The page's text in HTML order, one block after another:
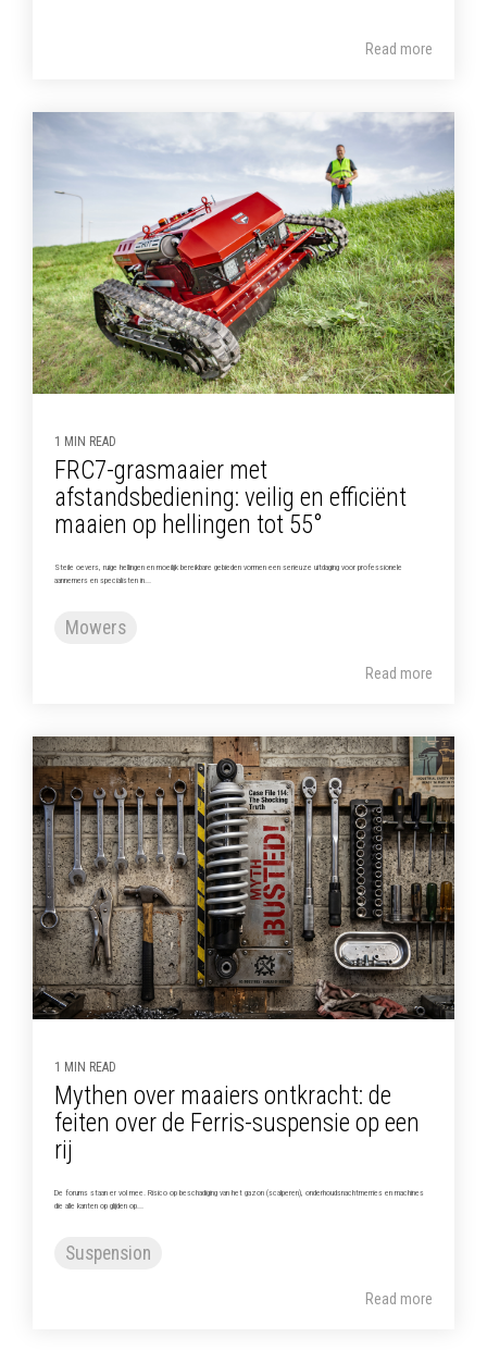
Read more
1 MIN READ
FRC7-grasmaaier met
afstandsbediening: veilig en efficiënt
maaien op hellingen tot 55°
Steile oevers, ruige hellingen en moeilijk bereikbare gebieden vormen een serieuze uitdaging voor professionele
aannemers en specialisten in...
Mowers
Read more
1 MIN READ
Mythen over maaiers ontkracht: de
feiten over de Ferris-suspensie op een
rij
De forums staan er vol mee. Risico op beschadiging van het gazon (scalperen), onderhoudsnachtmerries en machines
die alle kanten op glijden op...
Suspension
Read more